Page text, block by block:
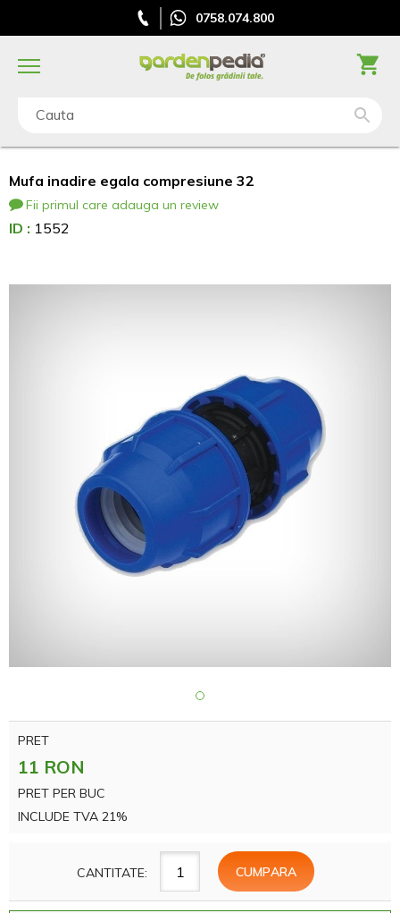
0758.074.800
Cauta
Mufa inadire egala compresiune 32
Fii primul care adauga un review
ID : 1552
PRET
11 RON
PRET PER BUC
INCLUDE TVA 21%
CANTITATE: